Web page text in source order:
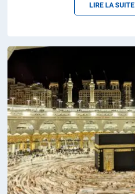
LIRE LA SUITE